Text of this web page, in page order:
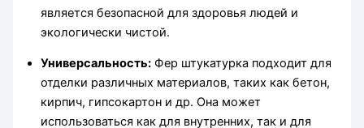
является безопасной для здоровья людей и
экологически чистой.
Универсальность: Фер штукатурка подходит для
отделки различных материалов, таких как бетон,
кирпич, гипсокартон и др. Она может
использоваться как для внутренних, так и для